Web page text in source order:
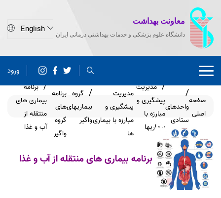
معاونت بهداشت
دانشگاه علوم پزشکی و خدمات بهداشتی درمانی ایران
ورود
صفحه
اصلی
واحدهای
ستادی
مدیریت
پیشگیری و
مبارزه با
بیماریها
مدیریت
پیشگیری و
مبارزه با بیماری
ها
گروه
بیماریهای
واگیر
برنامه
های
گروه
واگیر
برنامه
بیماری های
منتقله از
آب و غذا
برنامه بیماری های منتقله از آب و غذا